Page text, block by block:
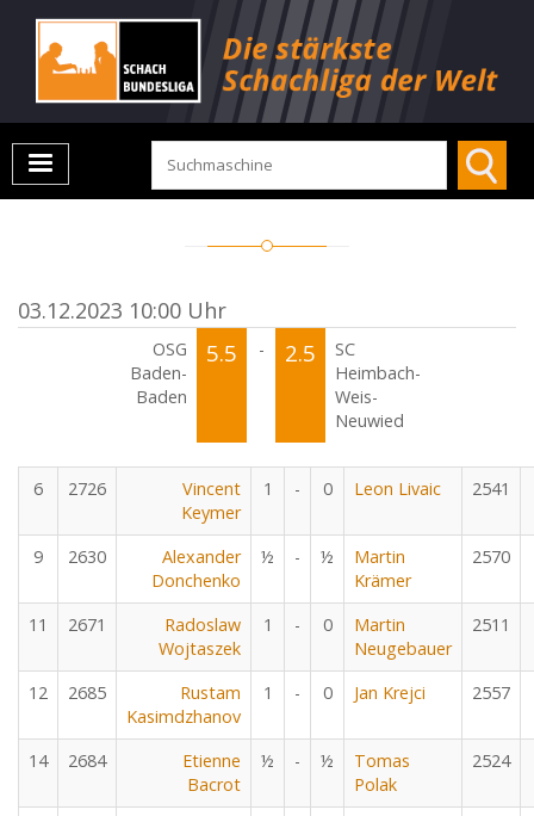
03.12.2023 10:00 Uhr
OSG
Baden-
Baden
5.5 - 2.5
SC
Heimbach-
Weis-
Neuwied
6 2726
Vincent
Keymer
1 - 0 Leon Livaic 2541
9 2630
Alexander
Donchenko
½ - ½
Martin
Krämer
2570
11 2671
Radoslaw
Wojtaszek
1 - 0
Martin
Neugebauer
2511
12 2685
Rustam
Kasimdzhanov
1 - 0 Jan Krejci 2557
14 2684
Etienne
Bacrot
½ - ½
Tomas
Polak
2524